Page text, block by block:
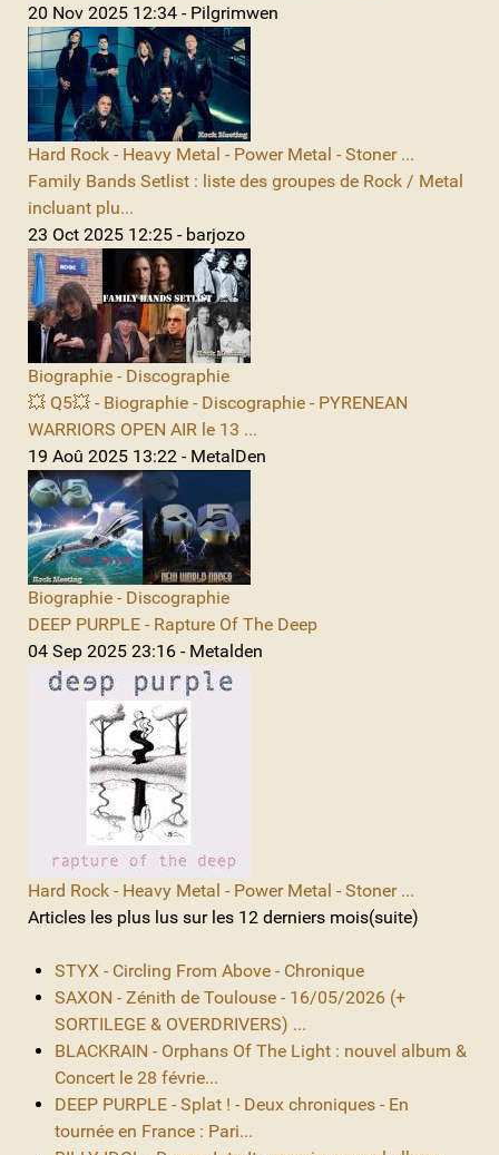
20 Nov 2025 12:34 - Pilgrimwen
Hard Rock - Heavy Metal - Power Metal - Stoner ...
Family Bands Setlist : liste des groupes de Rock / Metal
incluant plu...
23 Oct 2025 12:25 - barjozo
Biographie - Discographie
💥 Q5💥 - Biographie - Discographie - PYRENEAN
WARRIORS OPEN AIR le 13 ...
19 Aoû 2025 13:22 - MetalDen
Biographie - Discographie
DEEP PURPLE - Rapture Of The Deep
04 Sep 2025 23:16 - Metalden
Hard Rock - Heavy Metal - Power Metal - Stoner ...
Articles les plus lus sur les 12 derniers mois(suite)
STYX - Circling From Above - Chronique
SAXON - Zénith de Toulouse - 16/05/2026 (+
SORTILEGE & OVERDRIVERS) ...
BLACKRAIN - Orphans Of The Light : nouvel album &
Concert le 28 févrie...
DEEP PURPLE - Splat ! - Deux chroniques - En
tournée en France : Pari...